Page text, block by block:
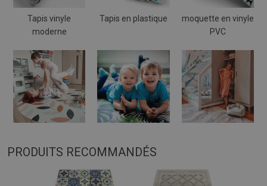
Tapis vinyle
moderne
Tapis en plastique
moquette en vinyle
PVC
PRODUITS RECOMMANDÉS